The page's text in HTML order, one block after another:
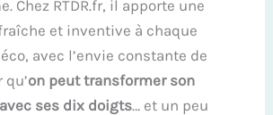
Chez RTDR.fr, il apporte une
et inventive à chaque
avec l’envie constante de
on peut transformer son
ses dix doigts… et un peu